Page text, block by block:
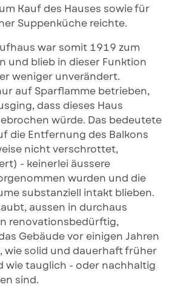
Kauf des Hauses sowie für
Suppenküche reichte.
war somit 1919 zum
und blieb in dieser Funktion
weniger unverändert.
auf Sparflamme betrieben,
dass dieses Haus
würde. Das bedeutete
die Entfernung des Balkons
nicht verschrottet,
- keinerlei äussere
wurden und die
substanziell intakt blieben.
aussen in durchaus
renovationsbedürftig,
Gebäude vor einigen Jahren
wie solid und dauerhaft früher
wie tauglich - oder nachhaltig
sind.